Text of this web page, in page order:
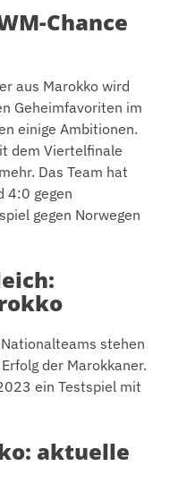
Chance
aus Marokko wird
Geheimfavoriten im
einige Ambitionen.
dem Viertelfinale
Das Team hat
4:0 gegen
gegen Norwegen
stehen
der Marokkaner.
ein Testspiel mit
aktuelle